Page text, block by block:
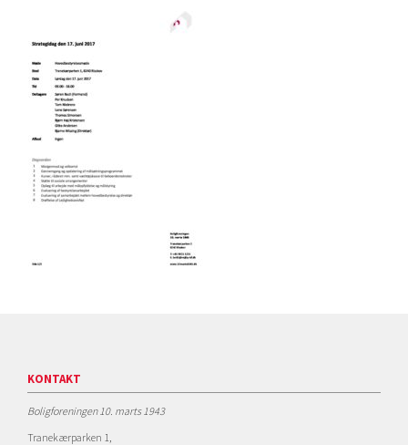
KONTAKT
Boligforeningen 10. marts 1943
Tranekærparken 1,